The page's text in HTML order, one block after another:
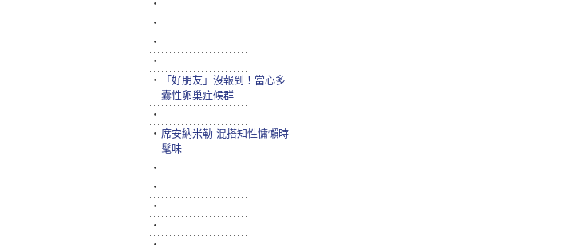
‧
‧
‧
‧
‧
「好朋友」沒報到！當心多
囊性卵巢症候群
‧
‧ 席安納米勒 混搭知性慵懶時
髦味
‧
‧
‧
‧
‧